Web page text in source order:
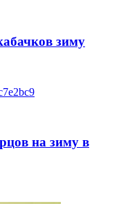
зиму
на зиму в